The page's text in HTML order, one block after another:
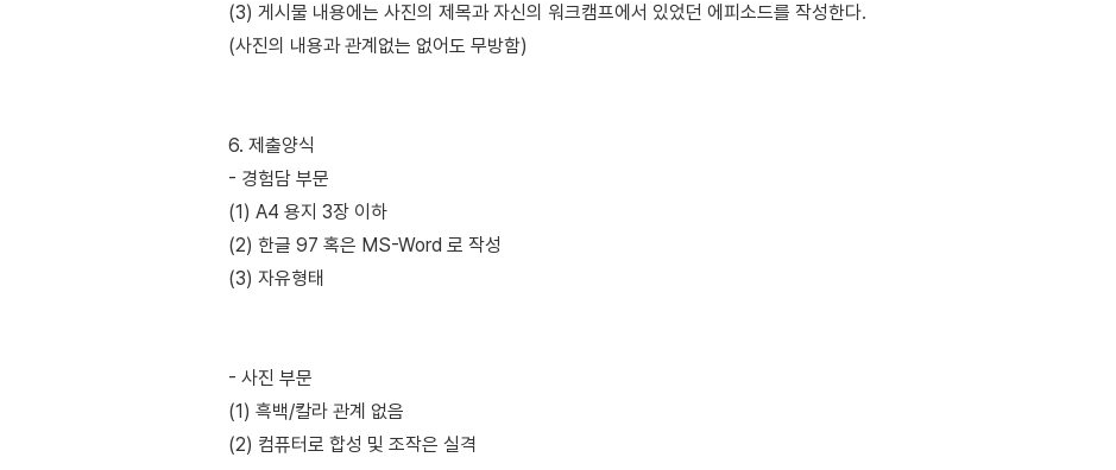
(3) 게시물 내용에는 사진의 제목과 자신의 워크캠프에서 있었던 에피소드를 작성한다.
(사진의 내용과 관계없는 없어도 무방함)
6. 제출양식
- 경험담 부문
(1) A4 용지 3장 이하
(2) 한글 97 혹은 MS-Word 로 작성
(3) 자유형태
- 사진 부문
(1) 흑백/칼라 관계 없음
(2) 컴퓨터로 합성 및 조작은 실격